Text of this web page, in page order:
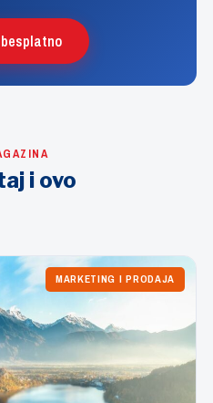
i ovo
MARKETING I PRODAJA